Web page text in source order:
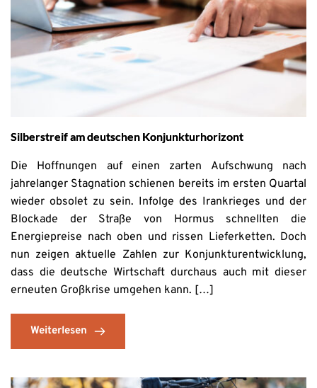
Silberstreif am deutschen Konjunkturhorizont
Die Hoffnungen auf einen zarten Aufschwung nach
jahrelanger Stagnation schienen bereits im ersten Quartal
wieder obsolet zu sein. Infolge des Irankrieges und der
Blockade der Straße von Hormus schnellten die
Energiepreise nach oben und rissen Lieferketten. Doch
nun zeigen aktuelle Zahlen zur Konjunkturentwicklung,
dass die deutsche Wirtschaft durchaus auch mit dieser
erneuten Großkrise umgehen kann. […]
Weiterlesen